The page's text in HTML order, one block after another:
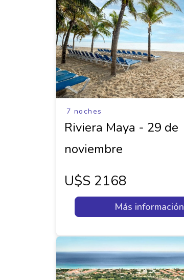
7 noches
Riviera Maya - 29 de
noviembre
U$s 2168
Más información